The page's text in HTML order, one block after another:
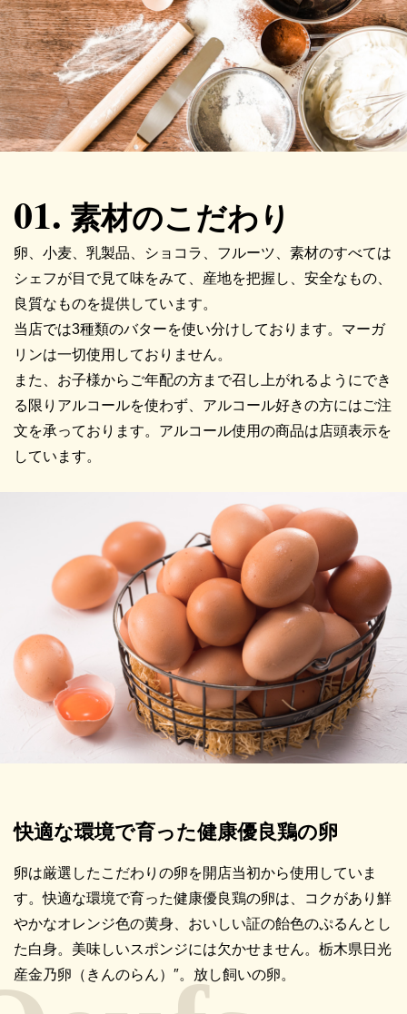
01. 素材のこだわり
卵、小麦、乳製品、ショコラ、フルーツ、素材のすべては
シェフが目で見て味をみて、産地を把握し、安全なもの、
良質なものを提供しています。
当店では3種類のバターを使い分けしております。マーガ
リンは一切使用しておりません。
また、お子様からご年配の方まで召し上がれるようにでき
る限りアルコールを使わず、アルコール好きの方にはご注
文を承っております。アルコール使用の商品は店頭表示を
しています。
快適な環境で育った健康優良鶏の卵
卵は厳選したこだわりの卵を開店当初から使用していま
す。快適な環境で育った健康優良鶏の卵は、コクがあり鮮
やかなオレンジ色の黄身、おいしい証の飴色のぷるんとし
た白身。美味しいスポンジには欠かせません。栃木県日光
産金乃卵（きんのらん）″。放し飼いの卵。